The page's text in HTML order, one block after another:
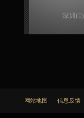
深圳 (1)
网站地图 信息反馈